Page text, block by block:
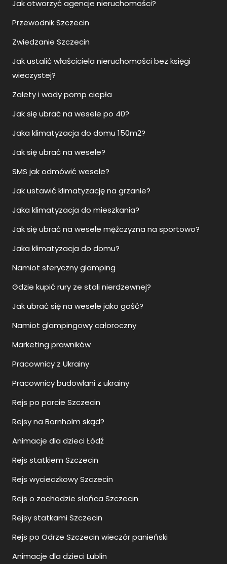
Jak otworzyć agencje nieruchomości?
Przewodnik Szczecin
Zwiedzanie Szczecin
Jak ustalić właściciela nieruchomości bez księgi
wieczystej?
Zalety i wady pomp ciepła
Jak się ubrać na wesele po 40?
Jaka klimatyzacja do domu 150m2?
Jak się ubrać na wesele?
SMS jak odmówić wesele?
Jak ustawić klimatyzację na grzanie?
Jaka klimatyzacja do mieszkania?
Jak się ubrać na wesele mężczyzna na sportowo?
Jaka klimatyzacja do domu?
Namiot sferyczny glamping
Gdzie kupić rury ze stali nierdzewnej?
Jak ubrać się na wesele jako gość?
Namiot glampingowy całoroczny
Marketing prawników
Pracownicy z Ukrainy
Pracownicy budowlani z ukrainy
Rejs po porcie Szczecin
Rejsy na Bornholm skąd?
Animacje dla dzieci Łódź
Rejs statkiem Szczecin
Rejs wycieczkowy Szczecin
Rejs o zachodzie słońca Szczecin
Rejsy statkami Szczecin
Rejs po Odrze Szczecin wieczór panieński
Animacje dla dzieci Lublin